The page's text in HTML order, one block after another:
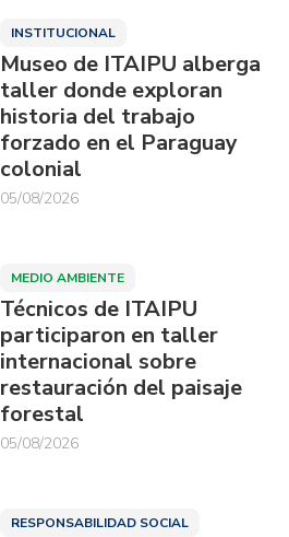
INSTITUCIONAL
Museo de ITAIPU alberga
taller donde exploran
historia del trabajo
forzado en el Paraguay
colonial
05/08/2026
MEDIO AMBIENTE
Técnicos de ITAIPU
participaron en taller
internacional sobre
restauración del paisaje
forestal
05/08/2026
RESPONSABILIDAD SOCIAL